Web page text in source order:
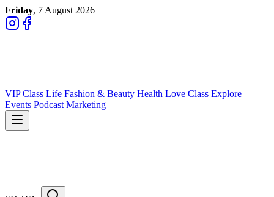
Friday, 7 August 2026
VIP Class Life Fashion & Beauty Health Love Class Explore
Events Podcast Marketing